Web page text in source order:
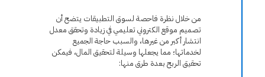
من خلال نظرة فاحصة لسوق التطبيقات يتضح أن
تصميم موقع الكتروني تعليمي في زيادة وتحقق معدل
انتشار أكبر من غيرها، والسبب حاجة الجميع
لخدماتها؛ مما يجعلها وسيلة لتحقيق المال، فيمكن
تحقيق الربح بعدة طرق منها: